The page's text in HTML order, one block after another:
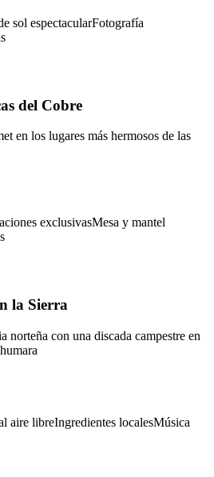
sol espectacularFotografía
del Cobre
en los lugares más hermosos de las
exclusivasMesa y mantel
la Sierra
norteña con una discada campestre en
aire libreIngredientes localesMúsica